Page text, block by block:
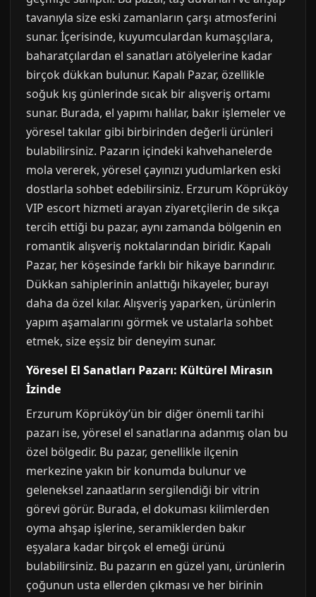
tavanıyla size eski zamanların çarşı atmosferini
sunar. İçerisinde, kuyumculardan kumaşçılara,
baharatçılardan el sanatları atölyelerine kadar
birçok dükkan bulunur. Kapalı Pazar, özellikle
soğuk kış günlerinde sıcak bir alışveriş ortamı
sunar. Burada, el yapımı halılar, bakır işlemeler ve
yöresel takılar gibi birbirinden değerli ürünleri
bulabilirsiniz. Pazarın içindeki kahvehanelerde
mola vererek, yöresel çayınızı yudumlarken eski
dostlarla sohbet edebilirsiniz. Erzurum Köprüköy
VIP escort hizmeti arayan ziyaretçilerin de sıkça
tercih ettiği bu pazar, aynı zamanda bölgenin en
romantik alışveriş noktalarından biridir. Kapalı
Pazar, her köşesinde farklı bir hikaye barındırır.
Dükkan sahiplerinin anlattığı hikayeler, burayı
daha da özel kılar. Alışveriş yaparken, ürünlerin
yapım aşamalarını görmek ve ustalarla sohbet
etmek, size eşsiz bir deneyim sunar.
Yöresel El Sanatları Pazarı: Kültürel Mirasın
İzinde
Erzurum Köprüköy’ün bir diğer önemli tarihi
pazarı ise, yöresel el sanatlarına adanmış olan bu
özel bölgedir. Bu pazar, genellikle ilçenin
merkezine yakın bir konumda bulunur ve
geleneksel zanaatların sergilendiği bir vitrin
görevi görür. Burada, el dokuması kilimlerden
oyma ahşap işlerine, seramiklerden bakır
eşyalara kadar birçok el emeği ürünü
bulabilirsiniz. Bu pazarın en güzel yanı, ürünlerin
çoğunun usta ellerden çıkması ve her birinin